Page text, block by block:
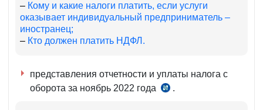
392
– Кому и какие налоги платить, если услуги
оказывает индивидуальный предприниматель –
иностранец;
– Кто должен платить НДФЛ.
представления отчетности и уплаты налога с
оборота за ноябрь 2022 года
чч.
.